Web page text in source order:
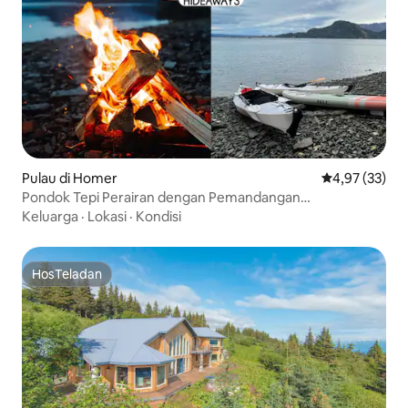
Pulau di Homer Nilai rata-rata
4,97 (33)
Pondok Tepi Perairan dengan Pemandangan
Menakjubkan & Kayak
Keluarga · Lokasi · Kondisi
HosTeladan
HosTeladan